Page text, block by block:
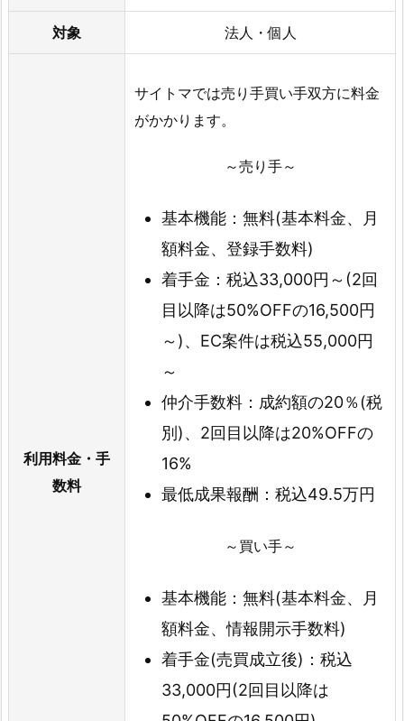
対象 法人・個人
利用料金・手
数料
サイトマでは売り手買い手双方に料金
がかかります。
～売り手～
基本機能：無料(基本料金、月
額料金、登録手数料)
着手金：税込33,000円～(2回
目以降は50%OFFの16,500円
～)、EC案件は税込55,000円
～
仲介手数料：成約額の20％(税
別)、2回目以降は20%OFFの
16%
最低成果報酬：税込49.5万円
～買い手～
基本機能：無料(基本料金、月
額料金、情報開示手数料)
着手金(売買成立後)：税込
33,000円(2回目以降は